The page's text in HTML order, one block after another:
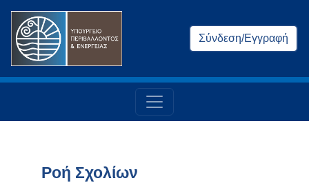
Σύνδεση/Εγγραφή
Ροή Σχολίων